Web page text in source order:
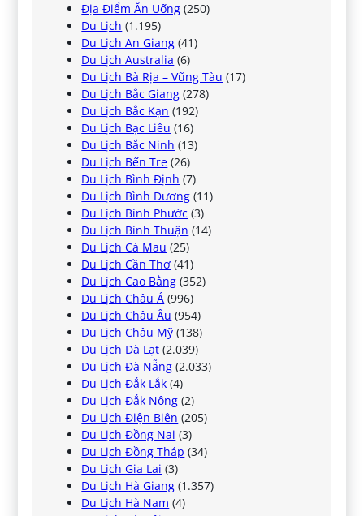
Địa Điểm Ăn Uống (250)
Du Lịch (1.195)
Du Lịch An Giang (41)
Du Lịch Australia (6)
Du Lịch Bà Rịa – Vũng Tàu (17)
Du Lịch Bắc Giang (278)
Du Lịch Bắc Kạn (192)
Du Lịch Bạc Liêu (16)
Du Lịch Bắc Ninh (13)
Du Lịch Bến Tre (26)
Du Lịch Bình Định (7)
Du Lịch Bình Dương (11)
Du Lịch Bình Phước (3)
Du Lịch Bình Thuận (14)
Du Lịch Cà Mau (25)
Du Lịch Cần Thơ (41)
Du Lịch Cao Bằng (352)
Du Lịch Châu Á (996)
Du Lịch Châu Âu (954)
Du Lịch Châu Mỹ (138)
Du Lịch Đà Lạt (2.039)
Du Lịch Đà Nẵng (2.033)
Du Lịch Đắk Lắk (4)
Du Lịch Đắk Nông (2)
Du Lịch Điện Biên (205)
Du Lịch Đồng Nai (3)
Du Lịch Đồng Tháp (34)
Du Lịch Gia Lai (3)
Du Lịch Hà Giang (1.357)
Du Lịch Hà Nam (4)